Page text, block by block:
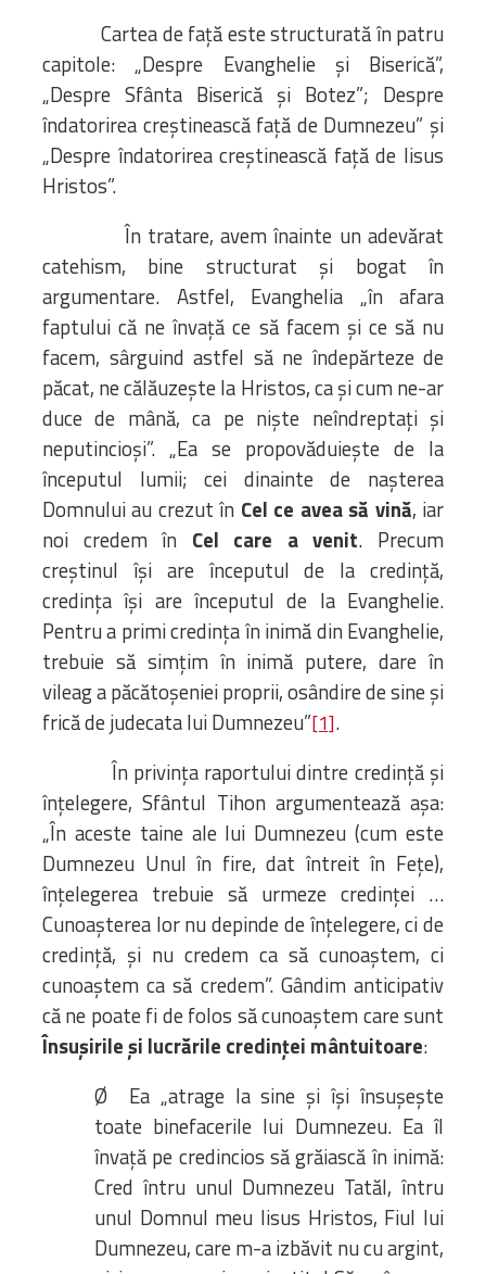
Cartea de față este structurată în patru
capitole: „Despre Evanghelie și Biserică”,
„Despre Sfânta Biserică și Botez”; Despre
îndatorirea creștinească față de Dumnezeu” și
„Despre îndatorirea creștinească față de Iisus
Hristos”.
În tratare, avem înainte un adevărat
catehism, bine structurat și bogat în
argumentare. Astfel, Evanghelia „în afara
faptului că ne învață ce să facem și ce să nu
facem, sârguind astfel să ne îndepărteze de
păcat, ne călăuzește la Hristos, ca și cum ne-ar
duce de mână, ca pe niște neîndreptați și
neputincioși”. „Ea se propovăduiește de la
începutul lumii; cei dinainte de nașterea
Domnului au crezut în Cel ce avea să vină, iar
noi credem în Cel care a venit. Precum
creștinul își are începutul de la credință,
credința își are începutul de la Evanghelie.
Pentru a primi credința în inimă din Evanghelie,
trebuie să simțim în inimă putere, dare în
vileag a păcătoșeniei proprii, osândire de sine și
frică de judecata lui Dumnezeu”[1].
În privința raportului dintre credință și
înțelegere, Sfântul Tihon argumentează așa:
„În aceste taine ale lui Dumnezeu (cum este
Dumnezeu Unul în fire, dat întreit în Fețe),
înțelegerea trebuie să urmeze credinței …
Cunoașterea lor nu depinde de înțelegere, ci de
credință, și nu credem ca să cunoaștem, ci
cunoaștem ca să credem”. Gândim anticipativ
că ne poate fi de folos să cunoaștem care sunt
Însușirile și lucrările credinței mântuitoare:
Ø Ea „atrage la sine și își însușește
toate binefacerile lui Dumnezeu. Ea îl
învață pe credincios să grăiască în inimă:
Cred întru unul Dumnezeu Tatăl, întru
unul Domnul meu Iisus Hristos, Fiul lui
Dumnezeu, care m-a izbăvit nu cu argint,